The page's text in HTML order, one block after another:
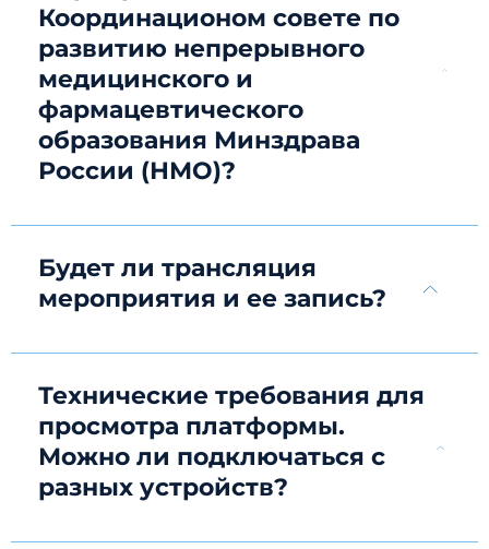
Координационом совете по
развитию непрерывного
медицинского и
фармацевтического
образования Минздрава
России (НМО)?
Будет ли трансляция
мероприятия и ее запись?
Технические требования для
просмотра платформы.
Можно ли подключаться с
разных устройств?